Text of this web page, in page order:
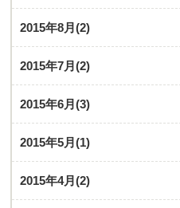
2015年8月(2)
2015年7月(2)
2015年6月(3)
2015年5月(1)
2015年4月(2)